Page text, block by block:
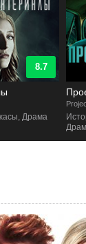
8.7
Драма